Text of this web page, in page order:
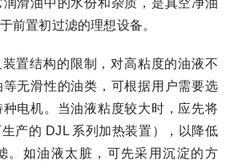
滑油中的水份和杂质，是真空净油
前置初过滤的理想设备。
置结构的限制，对高粘度的油液不
无滑性的油类，可根据用户需要选
电机。当油液粘度较大时，应先将
产的 DJL 系列加热装置），以降低
。如油液太脏，可先采用沉淀的方